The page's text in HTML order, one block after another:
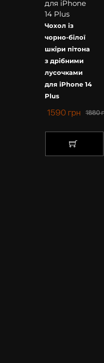
Чохол із
чорно-білої
шкіри пітона
з дрібними
лусочками
для iPhone 14
Plus
1880
1590 грн